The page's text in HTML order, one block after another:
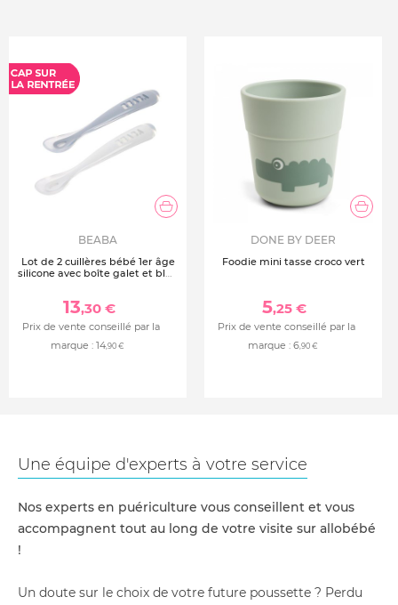
BEABA
Lot de 2 cuillères bébé 1er âge
silicone avec boîte galet et bleu
13,30 €
Prix de vente conseillé par la
marque : 14,90 €
DONE BY DEER
Foodie mini tasse croco vert
5,25 €
Prix de vente conseillé par la
marque : 6,90 €
Une équipe d'experts à votre service
Nos experts en puériculture vous conseillent et vous
accompagnent tout au long de votre visite sur allobébé
!
Un doute sur le choix de votre future poussette ? Perdu